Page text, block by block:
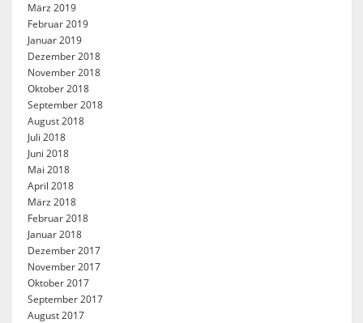
März 2019
Februar 2019
Januar 2019
Dezember 2018
November 2018
Oktober 2018
September 2018
August 2018
Juli 2018
Juni 2018
Mai 2018
April 2018
März 2018
Februar 2018
Januar 2018
Dezember 2017
November 2017
Oktober 2017
September 2017
August 2017